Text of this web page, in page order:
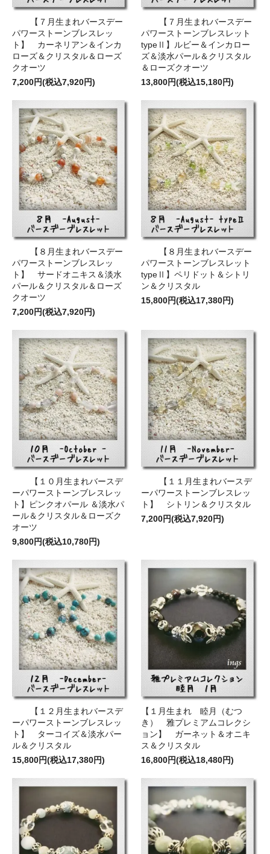
【７月生まれバースデー
パワーストーンブレスレッ
ト】 カーネリアン＆インカ
ローズ＆クリスタル＆ローズ
クオーツ
7,200円(税込7,920円)
【７月生まれバースデー
パワーストーンブレスレット
typeⅡ】ルビー＆インカロー
ズ＆淡水パール＆クリスタル
＆ローズクオーツ
13,800円(税込15,180円)
【８月生まれバースデー
パワーストーンブレスレッ
ト】 サードオニキス＆淡水
パール＆クリスタル＆ローズ
クオーツ
7,200円(税込7,920円)
【８月生まれバースデー
パワーストーンブレスレット
typeⅡ】ペリドット＆シトリ
ン＆クリスタル
15,800円(税込17,380円)
【１０月生まれバースデ
ーパワーストーンブレスレッ
ト】ピンクオパール ＆淡水パ
ール＆クリスタル＆ローズク
オーツ
9,800円(税込10,780円)
【１１月生まれバースデ
ーパワーストーンブレスレッ
ト】 シトリン＆クリスタル
7,200円(税込7,920円)
【１２月生まれバースデ
ーパワーストーンブレスレッ
ト】 ターコイズ＆淡水パー
ル＆クリスタル
15,800円(税込17,380円)
【１月生まれ 睦月（むつ
き） 雅プレミアムコレクシ
ョン】 ガーネット＆オニキ
ス＆クリスタル
16,800円(税込18,480円)